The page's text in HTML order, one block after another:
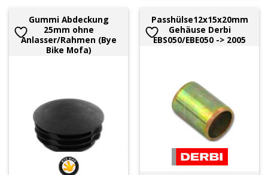
Gummi Abdeckung
25mm ohne
Anlasser/Rahmen (Bye
Bike Mofa)
Passhülse12x15x20mm
Gehäuse Derbi
EBS050/EBE050 -> 2005